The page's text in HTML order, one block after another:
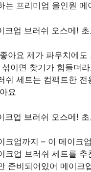
는 프리미엄 올인원
아요 제가 파우치에
이면 찾기가 힘들더
쉬 세트는 컴팩트한
요
크업까지 – 이 메이크
크업 브러쉬 세트를
준비되어있어 메이크